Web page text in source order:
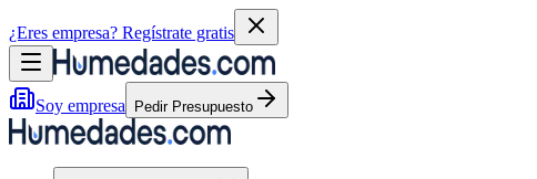
¿Eres empresa? Regístrate gratis
Soy empresa Pedir Presupuesto